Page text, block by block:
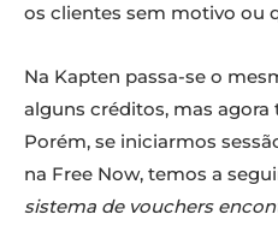
os clientes sem motivo ou
Na Kapten passa-se o
alguns créditos, mas agora
Porém, se iniciarmos
na Free Now, temos a
sistema de vouchers